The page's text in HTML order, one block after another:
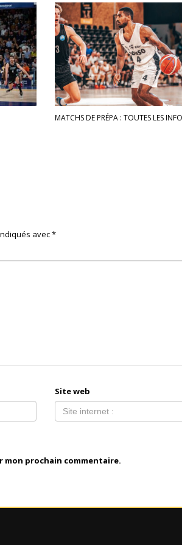
MATCHS DE PRÉPA : TOUTES LES
avec*
Site web
mon prochain commentaire.